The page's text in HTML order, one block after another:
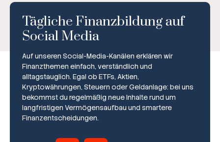
Broker-Vergleich
Tägliche Finanzbildung auf
Social Media
Auf unseren Social-Media-Kanälen erklären wir
Finanzthemen einfach, verständlich und
alltagstauglich. Egal ob ETFs, Aktien,
Kryptowährungen, Steuern oder Geldanlage: bei uns
bekommst du regelmäßig neue Inhalte rund um
langfristigen Vermögensaufbau und smartere
Finanzentscheidungen.